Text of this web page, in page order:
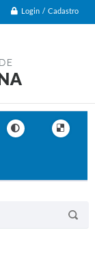
Login / Cadastro